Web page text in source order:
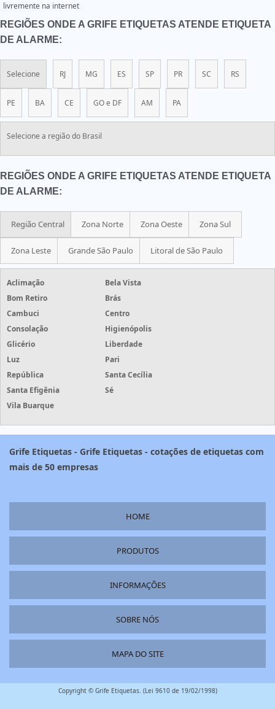
livremente na internet
REGIÕES ONDE A GRIFE ETIQUETAS ATENDE ETIQUETA
DE ALARME:
Selecione RJ MG ES SP PR SC RS
PE BA CE GO e DF AM PA
Selecione a região do Brasil
REGIÕES ONDE A GRIFE ETIQUETAS ATENDE ETIQUETA
DE ALARME:
Região Central Zona Norte Zona Oeste Zona Sul
Zona Leste Grande São Paulo Litoral de São Paulo
Aclimação
Bela Vista
Bom Retiro
Brás
Cambuci
Centro
Consolação
Higienópolis
Glicério
Liberdade
Luz
Pari
República
Santa Cecília
Santa Efigênia
Sé
Vila Buarque
Grife Etiquetas - Grife Etiquetas - cotações de etiquetas com
mais de 50 empresas
HOME
PRODUTOS
INFORMAÇÕES
SOBRE NÓS
MAPA DO SITE
Copyright © Grife Etiquetas. (Lei 9610 de 19/02/1998)